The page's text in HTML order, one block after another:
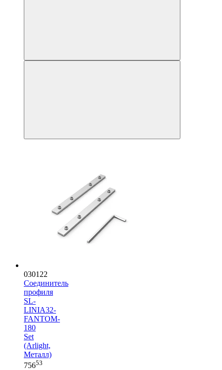
030122
Соединитель
профиля
SL-
LINIA32-
FANTOM-
180
Set
(Arlight,
Металл)
75653